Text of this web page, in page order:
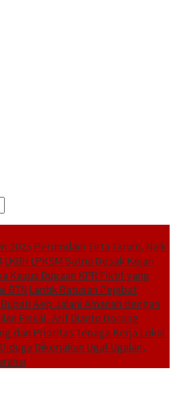
2025 Perumdam Tirta Tarum, Naik
LKBH LPKSM Satria Desak Kejari
Kasus Dugaan KPR Fiktif yang
BTN Lantik Ratusan Pejabat
Aep Jalani Amanah dengan
Fiskal, Arif Dianto Dorong
dan Prioritas Tenaga Kerja Lokal
Dikerjakan Ugal-Ugalan,